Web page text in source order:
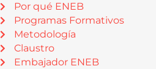
Por qué ENEB
Programas Formativos
Metodología
Claustro
Embajador ENEB